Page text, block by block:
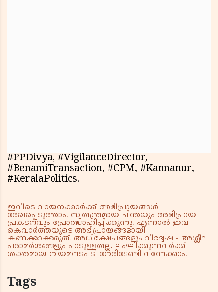
#PPDivya, #VigilanceDirector,
#BenamiTransaction, #CPM, #Kannanur,
#KeralaPolitics.
ഇവിടെ വായനക്കാർക്ക് അഭിപ്രായങ്ങൾ
രേഖപ്പെടുത്താം. സ്വതന്ത്രമായ ചിന്തയും അഭിപ്രായ
പ്രകടനവും പ്രോത്സാഹിപ്പിക്കുന്നു. എന്നാൽ ഇവ
കെവാർത്തയുടെ അഭിപ്രായങ്ങളായി
കണക്കാക്കരുത്. അധിക്ഷേപങ്ങളും വിദ്വേഷ - അശ്ലീല
പരാമർശങ്ങളും പാടുള്ളതല്ല. ലംഘിക്കുന്നവർക്ക്
ശക്തമായ നിയമനടപടി നേരിടേണ്ടി വന്നേക്കാം.
Tags